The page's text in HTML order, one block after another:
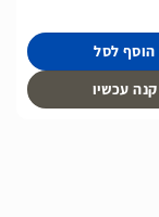
הוסף לסל
קנה עכשיו